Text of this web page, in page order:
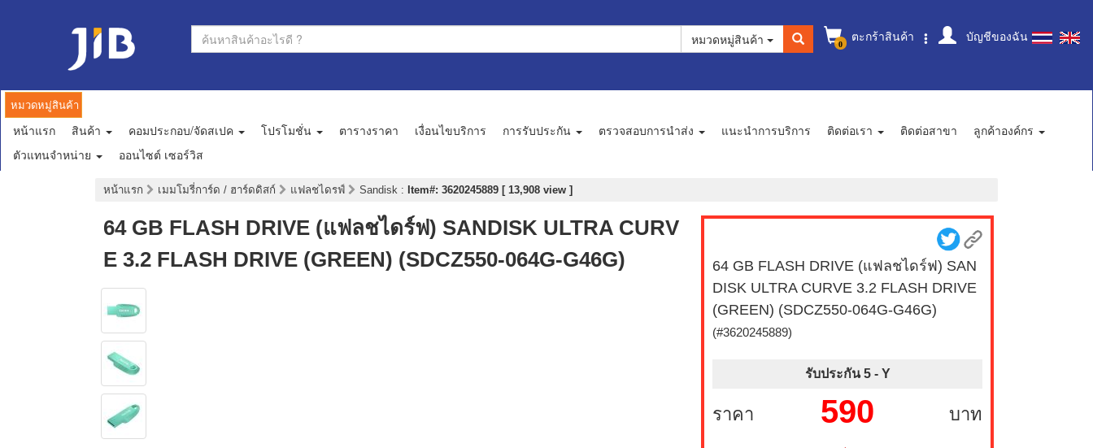
0 ตะกร้าสินค้า บัญชีของฉัน
หมวดหมู่สินค้า
หมวดหมู่สินค้า
หน้าแรก สินค้า คอมประกอบ/จัดสเปค โปรโมชั่น ตารางราคา เงื่อนไขบริการ การรับประกัน ตรวจสอบการนำส่ง แนะนำการบริการ ติดต่อเรา ติดต่อสาขา
ลูกค้าองค์กร
ตัวแทนจำหน่าย
ออนไซต์ เซอร์วิส
หน้าแรก เมมโมรี่การ์ด / ฮาร์ดดิสก์ แฟลชไดรฟ์ Sandisk : Item#: 3620245889 [ 13,908 view ]
64 GB FLASH DRIVE (แฟลชไดร์ฟ) SANDISK ULTRA CURV
E 3.2 FLASH DRIVE (GREEN) (SDCZ550-064G-G46G)
64 GB FLASH DRIVE (แฟลชไดร์ฟ) SAN
DISK ULTRA CURVE 3.2 FLASH DRIVE
(GREEN) (SDCZ550-064G-G46G)
(#3620245889)
รับประกัน 5 - Y
ราคา บาท
590